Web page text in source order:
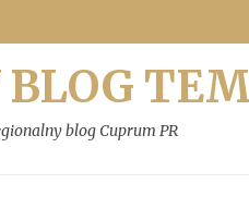
blog Cuprum PR